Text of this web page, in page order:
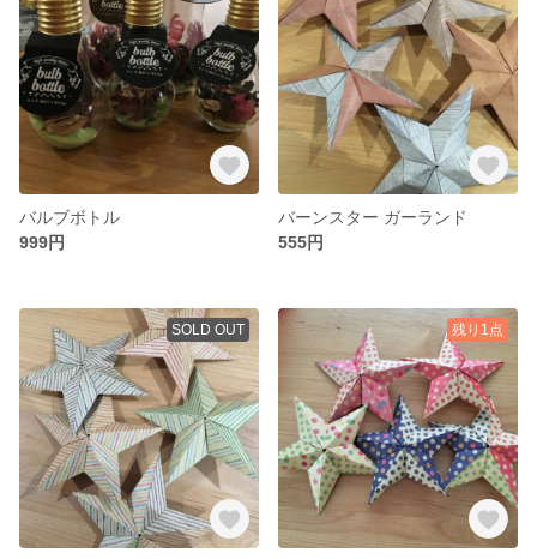
バルブボトル
999円
バーンスター ガーランド
555円
SOLD OUT 残り1点